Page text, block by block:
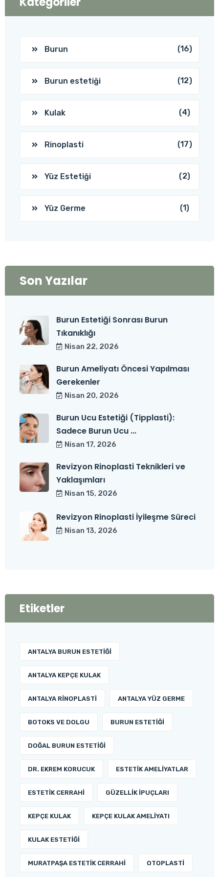
Burun (16)
Burun estetiği (12)
Kulak (4)
Rinoplasti (17)
Yüz Estetiği (2)
Yüz Germe (1)
Son Yazılar
Burun Estetiği Sonrası Burun
Tıkanıklığı
Nisan 22, 2026
Burun Ameliyatı Öncesi Yapılması
Gerekenler
Nisan 20, 2026
Burun Ucu Estetiği (Tipplasti):
Sadece Burun Ucu ...
Nisan 17, 2026
Revizyon Rinoplasti Teknikleri ve
Yaklaşımları
Nisan 15, 2026
Revizyon Rinoplasti İyileşme Süreci
Nisan 13, 2026
Etiketler
ANTALYA BURUN ESTETIĞI
ANTALYA KEPÇE KULAK
ANTALYA RINOPLASTI ANTALYA YÜZ GERME
BOTOKS VE DOLGU BURUN ESTETIĞI
DOĞAL BURUN ESTETIĞI
DR. EKREM KORUCUK ESTETIK AMELIYATLAR
ESTETIK CERRAHI GÜZELLIK İPUÇLARI
KEPÇE KULAK KEPÇE KULAK AMELIYATI
KULAK ESTETIĞI
MURATPAŞA ESTETIK CERRAHI OTOPLASTI